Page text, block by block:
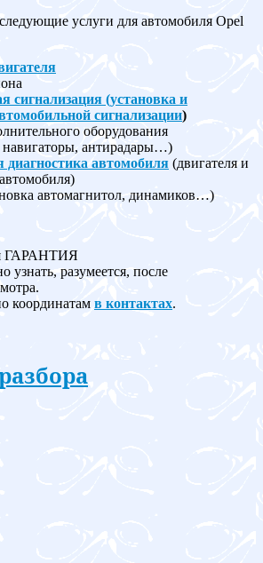
услуги для автомобиля Opel
сигнализация (установка и
сигнализации)
оборудования
навигаторы, антирадары…)
автомобиля (двигателя и
автомагнитол, динамиков…)
ГАРАНТИЯ
узнать, разумеется, после
координатам в контактах.